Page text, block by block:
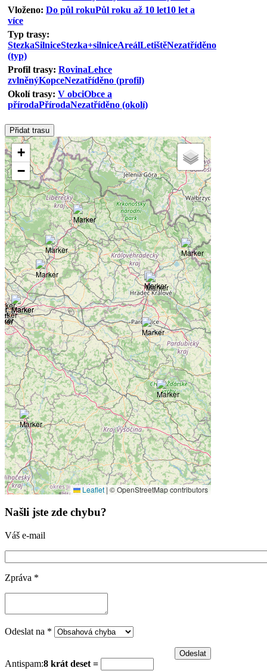
Vloženo: Do půl rokuPůl roku až 10 let10 let a
více
Typ trasy:
StezkaSilniceStezka+silniceAreálLetištěNezatříděno
(typ)
Profil trasy: RovinaLehce
zvlněnýKopceNezatříděno (profil)
Okolí trasy: V obciObce a
přírodaPřírodaNezatříděno (okolí)
+
−
Leaflet | © OpenStreetMap contributors
Našli jste zde chybu?
Váš e-mail
Zpráva *
Odeslat na *
Antispam:8 krát deset =